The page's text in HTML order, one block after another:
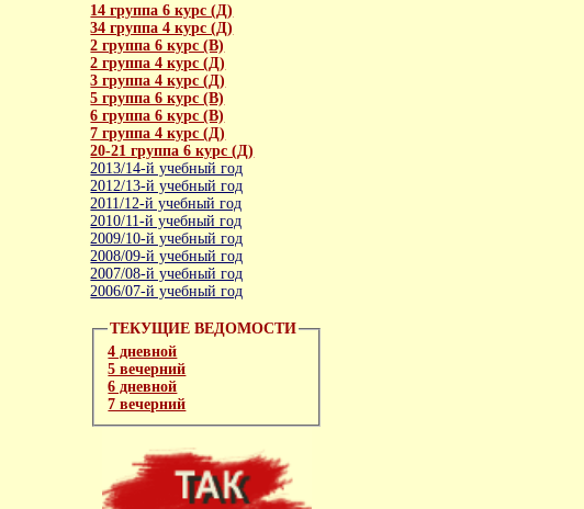
14 группа 6 курс (Д)
34 группа 4 курс (Д)
2 группа 6 курс (В)
2 группа 4 курс (Д)
3 группа 4 курс (Д)
5 группа 6 курс (В)
6 группа 6 курс (В)
7 группа 4 курс (Д)
20-21 группа 6 курс (Д)
2013/14-й учебный год
2012/13-й учебный год
2011/12-й учебный год
2010/11-й учебный год
2009/10-й учебный год
2008/09-й учебный год
2007/08-й учебный год
2006/07-й учебный год
ТЕКУЩИЕ ВЕДОМОСТИ
4 дневной
5 вечерний
6 дневной
7 вечерний